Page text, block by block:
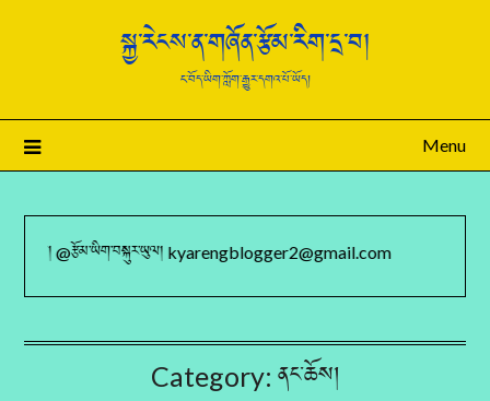
སྐྱ་རེངས་ན་གཞོན་རྩོམ་རིག་དྲ་བ།
ང་བོད་ཡིག་ཀློག་རྒྱུར་དགའ་པོ་ཡོད།
Menu
kyarengblogger2@gmail.com
Category: ནང་ཆོས།